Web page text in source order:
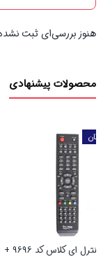
هنوز بررسی‌ای ثبت
محصولات پیشنهادی
پایه دیواری